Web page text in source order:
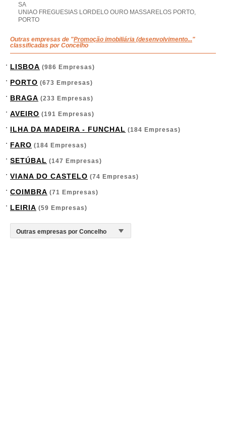
SA
UNIAO FREGUESIAS LORDELO OURO MASSARELOS PORTO,
PORTO
Outras empresas de "Promoção imobiliária (desenvolvimento..."
classificadas por Concelho
LISBOA (986 Empresas)
PORTO (673 Empresas)
BRAGA (233 Empresas)
AVEIRO (191 Empresas)
ILHA DA MADEIRA - FUNCHAL (184 Empresas)
FARO (184 Empresas)
SETÚBAL (147 Empresas)
VIANA DO CASTELO (74 Empresas)
COIMBRA (71 Empresas)
LEIRIA (59 Empresas)